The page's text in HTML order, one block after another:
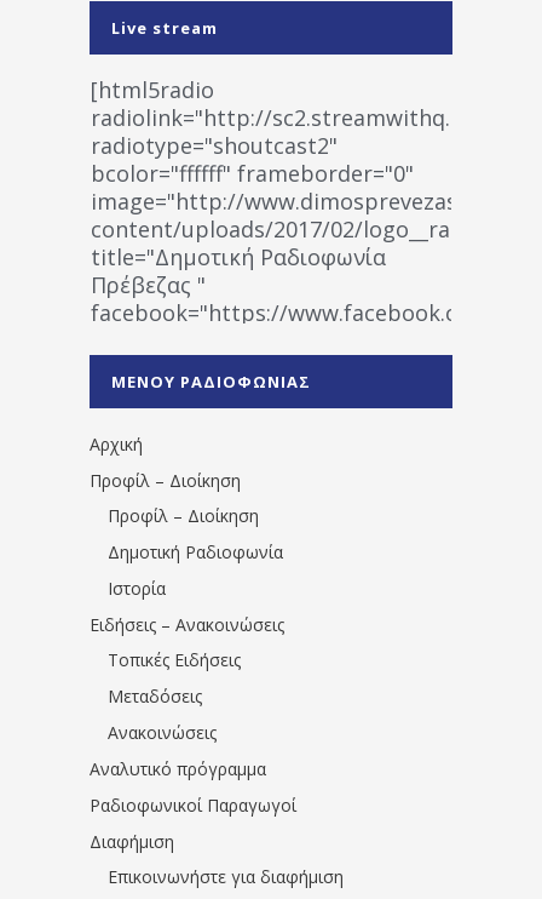
Live stream
[html5radio
radiolink="http://
radiotype="shoutcast2"
bcolor="ffffff" frameborder="0"
image="http://www.dimosprevezas.gr/wp-
content/uploads/2017/02/
title="Δημοτική Ραδιοφωνία
Πρέβεζας "
facebook="https://www.facebook.com/
1531194763766854/" artist="" ]
ΜΕΝΟΥ ΡΑΔΙΟΦΩΝΙΑΣ
Αρχική
Προφίλ – Διοίκηση
Προφίλ – Διοίκηση
Δημοτική Ραδιοφωνία
Ιστορία
Ειδήσεις – Ανακοινώσεις
Τοπικές Ειδήσεις
Μεταδόσεις
Ανακοινώσεις
Αναλυτικό πρόγραμμα
Ραδιοφωνικοί Παραγωγοί
Διαφήμιση
Επικοινωνήστε για διαφήμιση